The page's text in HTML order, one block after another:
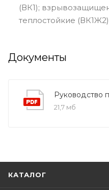
(ВК1);
теплостойкие
Документы
Руководство
21,7 мб
КАТАЛОГ